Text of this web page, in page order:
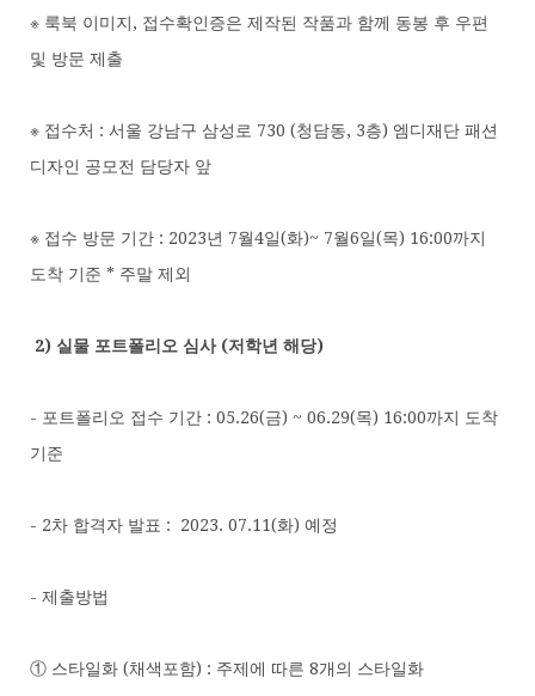
※ 룩북 이미지, 접수확인증은 제작된 작품과 함께 동봉 후 우편
및 방문 제출
※ 접수처 : 서울 강남구 삼성로 730 (청담동, 3층) 엠디재단 패션
디자인 공모전 담당자 앞
※ 접수 방문 기간 : 2023년 7월4일(화)~ 7월6일(목) 16:00까지
도착 기준 * 주말 제외
2) 실물 포트폴리오 심사 (저학년 해당)
- 포트폴리오 접수 기간 : 05.26(금) ~ 06.29(목) 16:00까지 도착
기준
- 2차 합격자 발표 : 2023. 07.11(화) 예정
- 제출방법
① 스타일화 (채색포함) : 주제에 따른 8개의 스타일화